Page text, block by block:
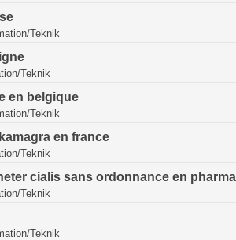
Teknik
Teknik
en belgique
Teknik
en france
Teknik
cialis sans ordonnance en
Teknik
Teknik